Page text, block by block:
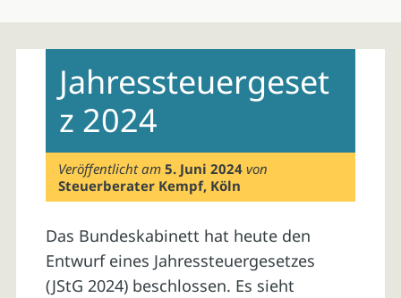
contentJahressteuergeset
z 2024
Veröffentlicht am5. Juni 2024 von
Steuerberater Kempf, Köln
Das Bundeskabinett hat heute den
Entwurf eines Jahressteuergesetzes
(JStG 2024) beschlossen. Es sieht